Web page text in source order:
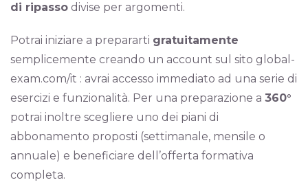
di ripassodivise per argomenti.
Potrai iniziare a prepararti gratuitamente
semplicemente creando un account sul sito global-
exam.com/it : avrai accesso immediato ad una serie di
esercizi e funzionalità. Per una preparazione a 360°
potrai inoltre scegliere uno dei piani di
abbonamento proposti (settimanale, mensile o
annuale) e beneficiare dell’offerta formativa
completa.